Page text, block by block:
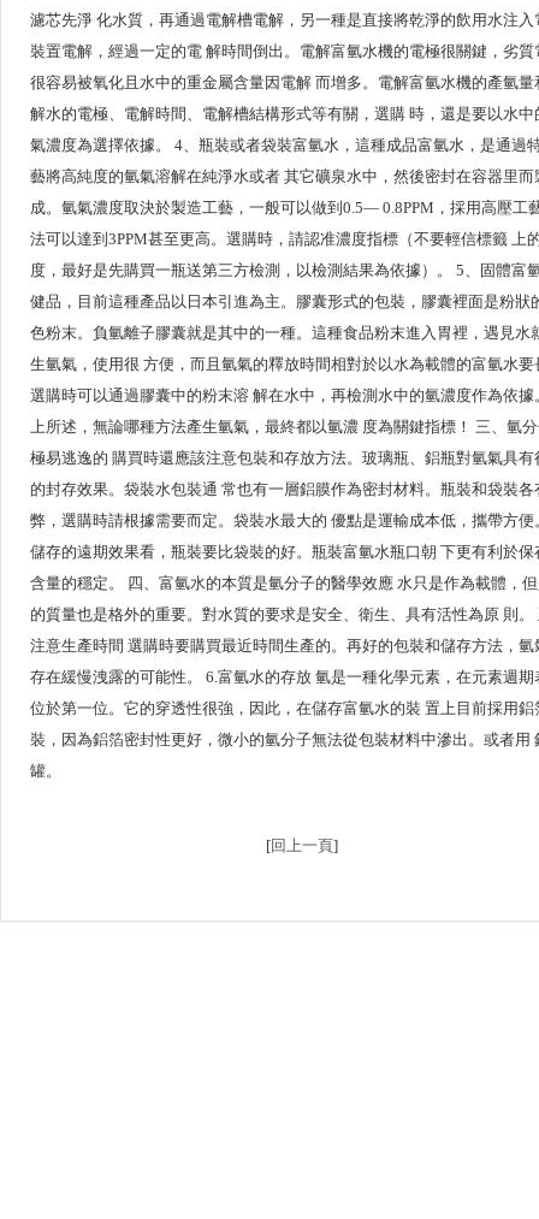
濾芯先淨 化水質，再通過電解槽電解，另一種是直接將乾淨的飲用水注入
裝置電解，經過一定的電 解時間倒出。電解富氫水機的電極很關鍵，劣質
很容易被氧化且水中的重金屬含量因電解 而增多。電解富氫水機的產氫量
解水的電極、電解時間、電解槽結構形式等有關，選購 時，還是要以水中
氣濃度為選擇依據。 4、瓶裝或者袋裝富氫水，這種成品富氫水，是通過
藝將高純度的氫氣溶解在純淨水或者 其它礦泉水中，然後密封在容器里而
成。氫氣濃度取決於製造工藝，一般可以做到0.5— 0.8PPM，採用高壓工
法可以達到3PPM甚至更高。選購時，請認准濃度指標（不要輕信標籤 上
度，最好是先購買一瓶送第三方檢測，以檢測結果為依據）。 5、固體富
健品，目前這種產品以日本引進為主。膠囊形式的包裝，膠囊裡面是粉狀
色粉末。負氫離子膠囊就是其中的一種。這種食品粉末進入胃裡，遇見水
生氫氣，使用很 方便，而且氫氣的釋放時間相對於以水為載體的富氫水要
選購時可以通過膠囊​​中的粉末溶 解在水中，再檢測水中的氫濃度作為依據
上所述，無論哪種方法產生氫氣，最終都以氫濃 度為關鍵指標！ 三、氫
極易逃逸的 購買時還應該注意包裝和存放方法。玻璃瓶、鋁瓶對氫氣具有
的封存效果。袋裝水包裝通 常也有一層鋁膜作為密封材料。瓶裝和袋裝各
弊，選購時請根據需要而定。袋裝水最大的 優點是運輸成本低，攜帶方便
儲存的遠期效果看，瓶裝要比袋裝的好。瓶裝富氫水瓶口朝 下更有利於保
含量的穩定。 四、富氫水的本質是氫分子的醫學效應 水只是作為載體，
的質量也是格外的重要。對水質的要求是安全、衛生、具有活性為原 則。
注意生產時間 選購時要購買最近時間生產的。再好的包裝和儲存方法，氫
存在緩慢洩露的可能性。 6.富氫水的存放 氫是一種化學元素，在元素週期
位於第一位。它的穿透性很強，因此，在儲存富氫水的裝 置上目前採用鋁
裝，因為鋁箔密封性更好，微小的氫分子無法從包裝材料中滲出。或者用
罐。
[回上一頁]